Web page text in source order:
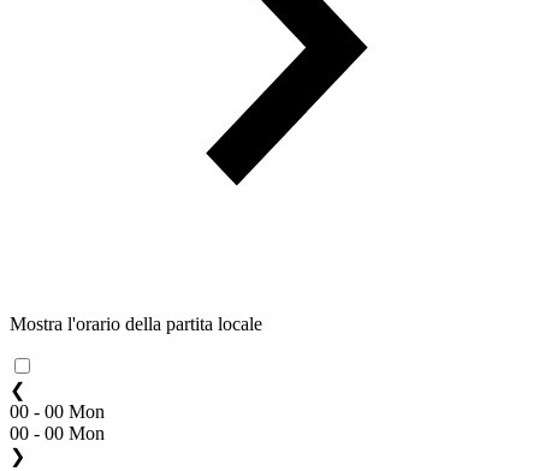
Mostra l'orario della partita locale
❮
00 - 00 Mon
00 - 00 Mon
❯